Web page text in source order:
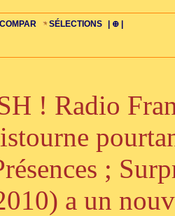
HISTOIRE PAYS STYLES-ÉCOLES
LIENS RADIOS VIDÉOS PLAN FAQS
COMPAR
ŒUVRES BIOGRAPHIES PERSPECTIVE
SÉLECTIONS
COMPO-INDIV ŒUVRES-INDIV
| ⊕ |
REC BONUS-ROMANS BONUS-FILMS
CELLO-C
ALTO-C
VIOLON-C
CONC GRAND-
! Radio
;
a un